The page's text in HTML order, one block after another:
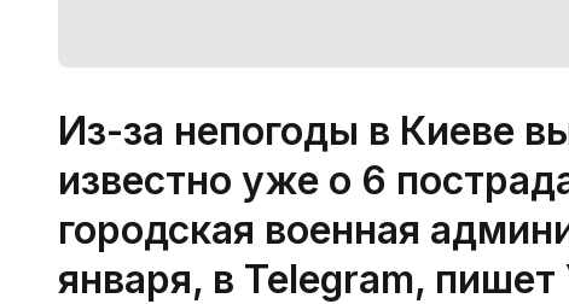
Из-за непогоды в Киеве
известно уже о 6
городская военная
января, в Telegram,